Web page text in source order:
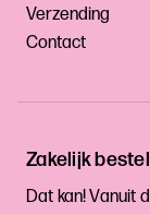
Zakelijk
Dat kan! Vanuit
Verzending
Contact